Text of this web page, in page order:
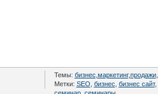
Темы: бизнес маркетинг,продажи,
Метки: SEO бизнес бизнес сайт,